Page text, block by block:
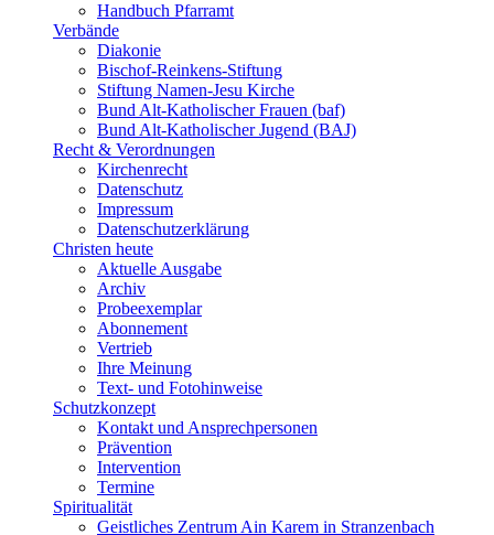
Handbuch Pfarramt
Verbände
Diakonie
Bischof-Reinkens-Stiftung
Stiftung Namen-Jesu Kirche
Bund Alt-Katholischer Frauen (baf)
Bund Alt-Katholischer Jugend (BAJ)
Recht & Verordnungen
Kirchenrecht
Datenschutz
Impressum
Datenschutzerklärung
Christen heute
Aktuelle Ausgabe
Archiv
Probeexemplar
Abonnement
Vertrieb
Ihre Meinung
Text- und Fotohinweise
Schutzkonzept
Kontakt und Ansprechpersonen
Prävention
Intervention
Termine
Spiritualität
Geistliches Zentrum Ain Karem in Stranzenbach